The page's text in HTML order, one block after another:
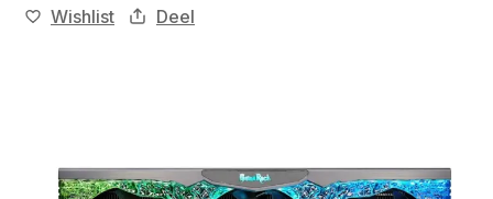
Wishlist Deel